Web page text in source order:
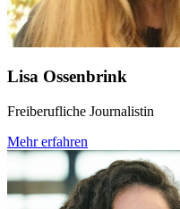
Lisa Ossenbrink
Freiberufliche Journalistin
Mehr erfahren